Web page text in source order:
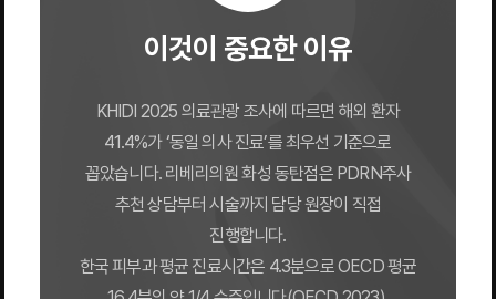
이것이 중요한 이유
KHIDI 2025 의료관광 조사에 따르면 해외 환자
41.4%가 ‘동일 의사 진료’를 최우선 기준으로
꼽았습니다. 리베리의원 화성 동탄점은 PDRN주사
추천 상담부터 시술까지 담당 원장이 직접
진행합니다.
한국 피부과 평균 진료시간은 4.3분으로 OECD 평균